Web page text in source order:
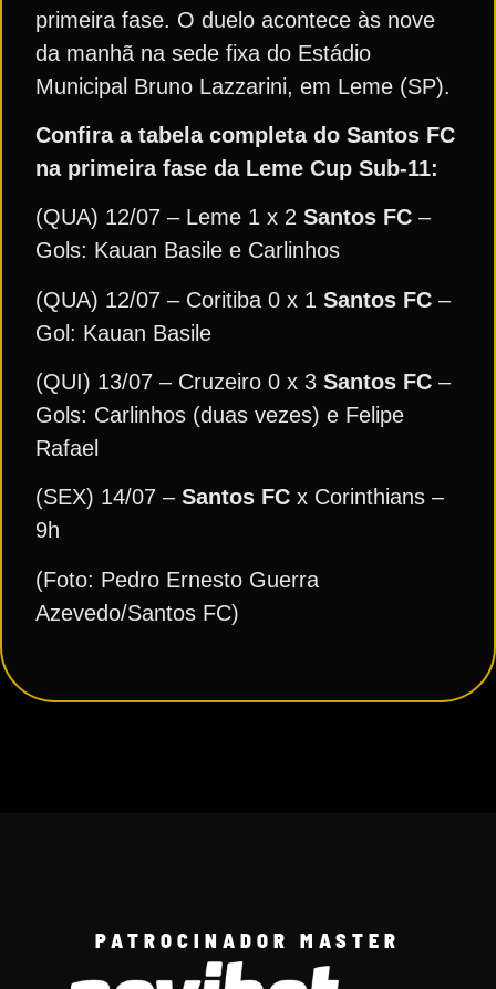
primeira fase. O duelo acontece às nove
da manhã na sede fixa do Estádio
Municipal Bruno Lazzarini, em Leme (SP).
Confira a tabela completa do Santos FC
na primeira fase da Leme Cup Sub-11:
(QUA) 12/07 – Leme 1 x 2 Santos FC –
Gols: Kauan Basile e Carlinhos
(QUA) 12/07 – Coritiba 0 x 1 Santos FC –
Gol: Kauan Basile
(QUI) 13/07 – Cruzeiro 0 x 3 Santos FC –
Gols: Carlinhos (duas vezes) e Felipe
Rafael
(SEX) 14/07 – Santos FC x Corinthians –
9h
(Foto: Pedro Ernesto Guerra
Azevedo/Santos FC)
PATROCINADOR MASTER